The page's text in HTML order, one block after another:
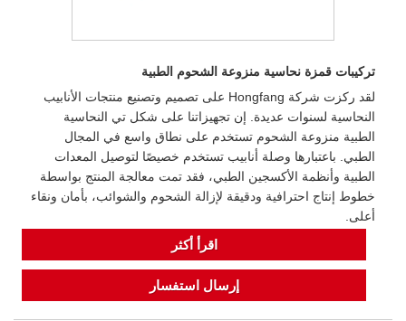
تركيبات قمزة نحاسية منزوعة الشحوم الطبية
لقد ركزت شركة Hongfang على تصميم وتصنيع منتجات الأنابيب
النحاسية لسنوات عديدة. إن تجهيزاتنا على شكل تي النحاسية
الطبية منزوعة الشحوم تستخدم على نطاق واسع في المجال
الطبي. باعتبارها وصلة أنابيب تستخدم خصيصًا لتوصيل المعدات
الطبية وأنظمة الأكسجين الطبي، فقد تمت معالجة المنتج بواسطة
خطوط إنتاج احترافية ودقيقة لإزالة الشحوم والشوائب، بأمان ونقاء
أعلى.
اقرأ أكثر
إرسال استفسار